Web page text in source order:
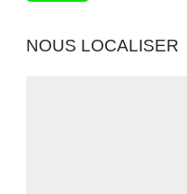
NOUS LOCALISER